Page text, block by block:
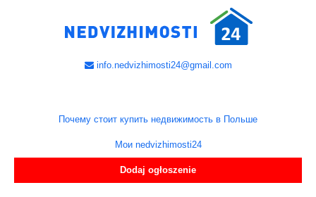
info.nedvizhimosti24@gmail.com
Почему стоит купить недвижимость в Польше
Мои nedvizhimosti24
Dodaj ogłoszenie